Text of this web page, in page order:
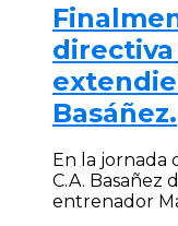
Basáñez.
En la jornada
C.A. Basañez
entrenador